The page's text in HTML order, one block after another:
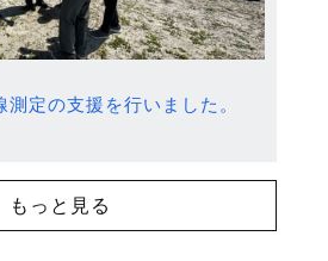
定の支援を行いました。
もっと見る